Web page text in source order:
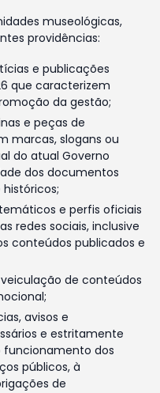
museológicas,
providências:
e publicações
que caracterizem
da gestão;
e peças de
marcas, slogans ou
do atual Governo
dos documentos
e perfis oficiais
redes sociais, inclusive
conteúdos publicados e
de conteúdos
avisos e
e estritamente
funcionamento dos
públicos, à
de